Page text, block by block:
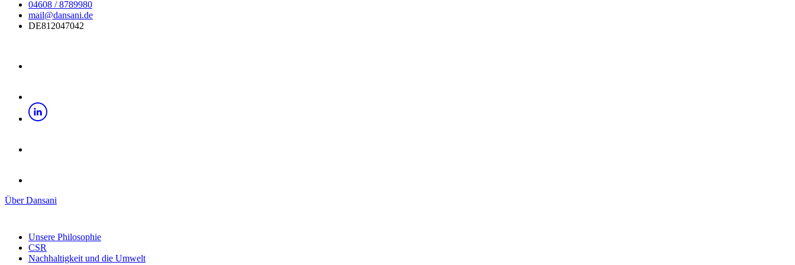
04608 / 8789980
mail@dansani.de
DE812047042
Über Dansani
Unsere Philosophie
CSR
Nachhaltigkeit und die Umwelt